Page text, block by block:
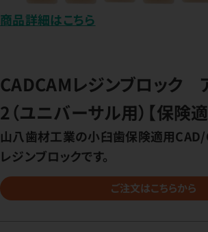
商品詳細はこちら
CADCAMレジンブロック
2（ユニバーサル用）【保険適
山八歯材工業の小臼歯保険適用CAD/
レジンブロックです。
ご注文はこちらから